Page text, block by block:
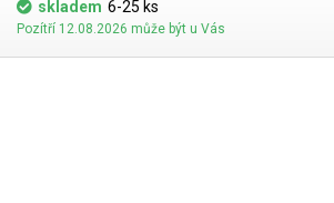
svorkovnici pro přivedení síťového napájení,
připojení vnitřního 12V zdroje, který lze zvolit dle
napájení (rozvaděč je dodáván bez zdroje). Pro
skladem 6-25 ks
Pozítří 12.08.2026 může být u Vás